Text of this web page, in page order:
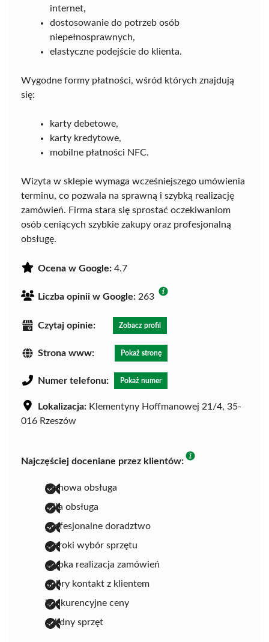
internet,
dostosowanie do potrzeb osób
niepełnosprawnych,
elastyczne podejście do klienta.
Wygodne formy płatności, wśród których znajdują
się:
karty debetowe,
karty kredytowe,
mobilne płatności NFC.
Wizyta w sklepie wymaga wcześniejszego umówienia
terminu, co pozwala na sprawną i szybką realizację
zamówień. Firma stara się sprostać oczekiwaniom
osób ceniących szybkie zakupy oraz profesjonalną
obsługę.
Ocena w Google: 4.7
Liczba opinii w Google: 263
Czytaj opinie: Zobacz profil
Strona www: Pokaż stronę
Numer telefonu: Pokaż numer
Lokalizacja: Klementyny Hoffmanowej 21/4, 35-
016 Rzeszów
Najczęściej doceniane przez klientów:
fachowa obsługa
miła obsługa
profesjonalne doradztwo
szeroki wybór sprzętu
szybka realizacja zamówień
dobry kontakt z klientem
konkurencyjne ceny
solidny sprzęt